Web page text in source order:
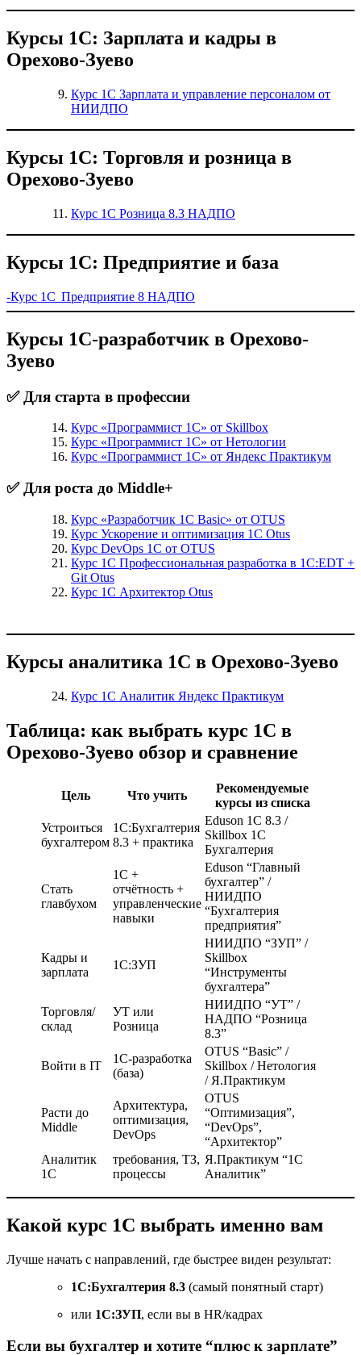
Курсы 1С: Зарплата и кадры в
Орехово-Зуево
Курс 1С Зарплата и управление персоналом от
НИИДПО
Курсы 1С: Торговля и розница в
Орехово-Зуево
Курс 1С Розница 8.3 НАДПО
Курсы 1С: Предприятие и база
-Курс 1С Предприятие 8 НАДПО
Курсы 1С-разработчик в Орехово-
Зуево
✅ Для старта в профессии
Курс «Программист 1С» от Skillbox
Курс «Программист 1С» от Нетологии
Курс «Программист 1С» от Яндекс Практикум
✅ Для роста до Middle+
Курс «Разработчик 1С Basic» от OTUS
Курс Ускорение и оптимизация 1С Otus
Курс DevOps 1С от OTUS
Курс 1С Профессиональная разработка в 1С:EDT +
Git Otus
Курс 1С Архитектор Otus
Курсы аналитика 1С в Орехово-Зуево
Курс 1С Аналитик Яндекс Практикум
Таблица: как выбрать курс 1С в
Орехово-Зуево обзор и сравнение
Цель Что учить
Рекомендуемые
курсы из списка
Устроиться
бухгалтером
1С:Бухгалтерия
8.3 + практика
Eduson 1С 8.3 /
Skillbox 1С
Бухгалтерия
Стать
главбухом
1С +
отчётность +
управленческие
навыки
Eduson “Главный
бухгалтер” /
НИИДПО
“Бухгалтерия
предприятия”
Кадры и
зарплата
1С:ЗУП
НИИДПО “ЗУП” /
Skillbox
“Инструменты
бухгалтера”
Торговля/
склад
УТ или
Розница
НИИДПО “УТ” /
НАДПО “Розница
8.3”
Войти в IT
1С-разработка
(база)
OTUS “Basic” /
Skillbox / Нетология
/ Я.Практикум
Расти до
Middle
Архитектура,
оптимизация,
DevOps
OTUS
“Оптимизация”,
“DevOps”,
“Архитектор”
Аналитик
1С
требования, ТЗ,
процессы
Я.Практикум “1С
Аналитик”
Какой курс 1С выбрать именно вам
Лучше начать с направлений, где быстрее виден результат:
1С:Бухгалтерия 8.3 (самый понятный старт)
или 1С:ЗУП, если вы в HR/кадрах
Если вы бухгалтер и хотите “плюс к зарплате”